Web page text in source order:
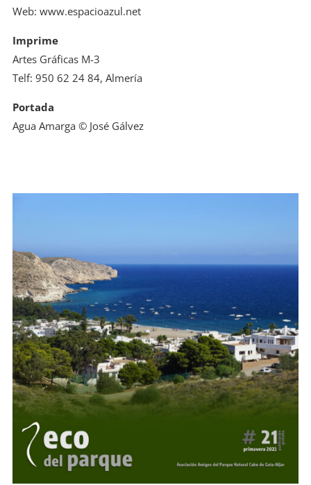
Web: www.espacioazul.net
Imprime
Artes Gráficas M-3
Telf: 950 62 24 84, Almería
Portada
Agua Amarga © José Gálvez